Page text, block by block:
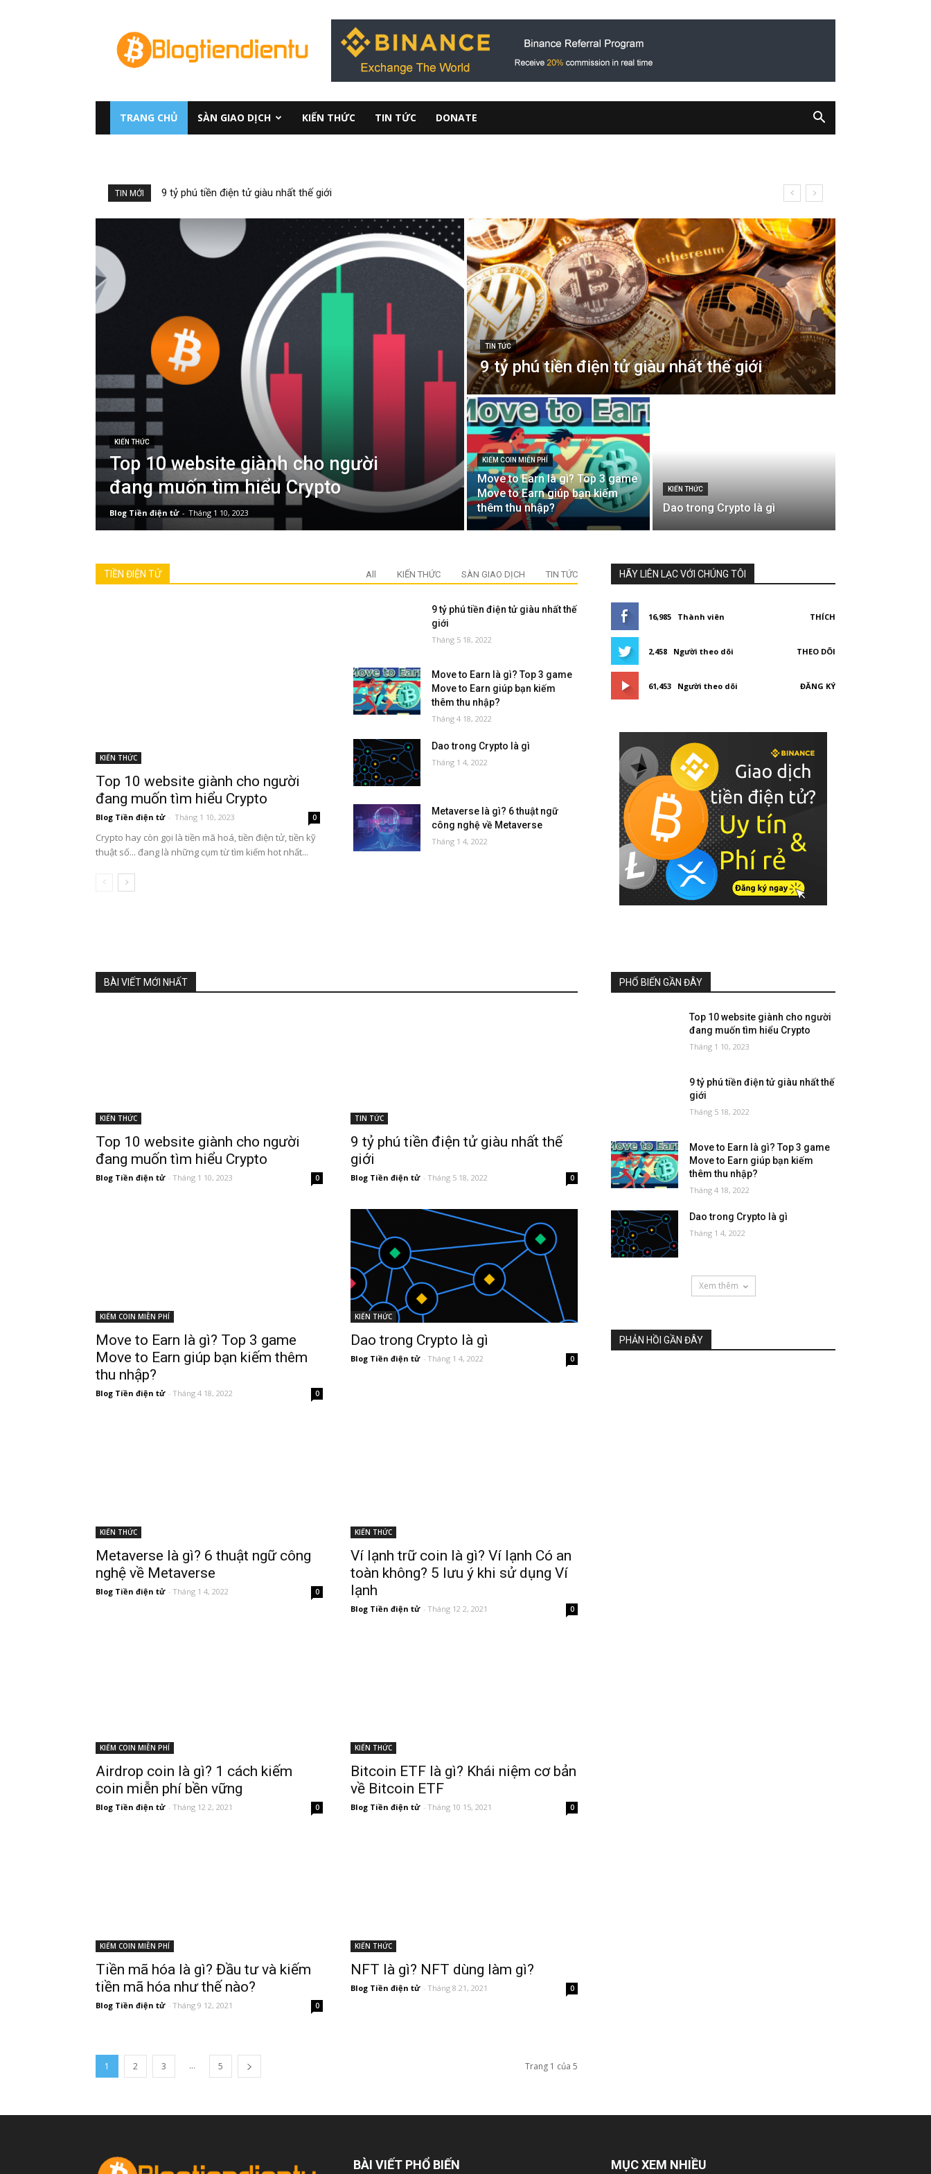
Tiền
Điện
tử
TRANG CHỦ SÀN GIAO DỊCH KIẾN THỨC TIN TỨC DONATE
TIN MỚI 9 tỷ phú tiền điện tử giàu nhất thế giới
KIẾN THỨC
Top 10 website giành cho người
đang muốn tìm hiểu Crypto
Blog Tiền điện tử - Tháng 1 10, 2023
TIN TỨC
9 tỷ phú tiền điện tử giàu nhất thế giới
KIẾM COIN MIỄN PHÍ
Move to Earn là gì? Top 3 game
Move to Earn giúp bạn kiếm
thêm thu nhập?
KIẾN THỨC
Dao trong Crypto là gì
TIỀN ĐIỆN TỬ All KIẾN THỨC SÀN GIAO DỊCH TIN TỨC
KIẾN THỨC
Top 10 website giành cho người
đang muốn tìm hiểu Crypto
Blog Tiền điện tử - Tháng 1 10, 2023 0
Crypto hay còn gọi là tiền mã hoá, tiền điện tử, tiền kỹ
thuật số... đang là những cụm từ tìm kiếm hot nhất...
9 tỷ phú tiền điện tử giàu nhất thế
giới
Tháng 5 18, 2022
Move to Earn là gì? Top 3 game
Move to Earn giúp bạn kiếm
thêm thu nhập?
Tháng 4 18, 2022
Dao trong Crypto là gì
Tháng 1 4, 2022
Metaverse là gì? 6 thuật ngữ
công nghệ về Metaverse
Tháng 1 4, 2022
HÃY LIÊN LẠC VỚI CHÚNG TÔI
16,985 Thành viên THÍCH
2,458 Người theo dõi THEO DÕI
61,453 Người theo dõi ĐĂNG KÝ
BÀI VIẾT MỚI NHẤT
KIẾN THỨC
Top 10 website giành cho người
đang muốn tìm hiểu Crypto
Blog Tiền điện tử - Tháng 1 10, 2023 0
TIN TỨC
9 tỷ phú tiền điện tử giàu nhất thế
giới
Blog Tiền điện tử - Tháng 5 18, 2022 0
KIẾM COIN MIỄN PHÍ
Move to Earn là gì? Top 3 game
Move to Earn giúp bạn kiếm thêm
thu nhập?
Blog Tiền điện tử - Tháng 4 18, 2022 0
KIẾN THỨC
Dao trong Crypto là gì
Blog Tiền điện tử - Tháng 1 4, 2022 0
KIẾN THỨC
Metaverse là gì? 6 thuật ngữ công
nghệ về Metaverse
Blog Tiền điện tử - Tháng 1 4, 2022 0
KIẾN THỨC
Ví lạnh trữ coin là gì? Ví lạnh Có an
toàn không? 5 lưu ý khi sử dụng Ví
lạnh
Blog Tiền điện tử - Tháng 12 2, 2021 0
KIẾM COIN MIỄN PHÍ
Airdrop coin là gì? 1 cách kiếm
coin miễn phí bền vững
Blog Tiền điện tử - Tháng 12 2, 2021 0
KIẾN THỨC
Bitcoin ETF là gì? Khái niệm cơ bản
về Bitcoin ETF
Blog Tiền điện tử - Tháng 10 15, 2021 0
KIẾM COIN MIỄN PHÍ
Tiền mã hóa là gì? Đầu tư và kiếm
tiền mã hóa như thế nào?
Blog Tiền điện tử - Tháng 9 12, 2021 0
KIẾN THỨC
NFT là gì? NFT dùng làm gì?
Blog Tiền điện tử - Tháng 8 21, 2021 0
1 2 3 ... 5 Trang 1 của 5
PHỔ BIẾN GẦN ĐÂY
Top 10 website giành cho người
đang muốn tìm hiểu Crypto
Tháng 1 10, 2023
9 tỷ phú tiền điện tử giàu nhất thế
giới
Tháng 5 18, 2022
Move to Earn là gì? Top 3 game
Move to Earn giúp bạn kiếm
thêm thu nhập?
Tháng 4 18, 2022
Dao trong Crypto là gì
Tháng 1 4, 2022
Xem thêm
PHẢN HỒI GẦN ĐÂY
BÀI VIẾT PHỔ BIẾN MỤC XEM NHIỀU